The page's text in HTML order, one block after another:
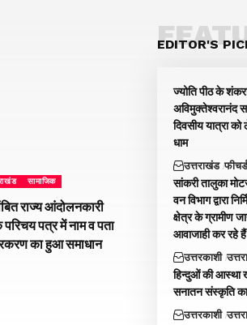
सामाजिक
राज्य आंदोलनकारी
परिचय पत्र में नाम व पता
का हुआ समाधान
EDITOR'S
ज्योति पीठ के
अविमुक्तेश्वरानंद
दिवसीय यात्रा
धाम
उत्तराखंड फीचर्ड
सांकरी तालुका
वन विभाग द्वारा
क्षेत्र के ग्रामीण
आवाजाही कर रहे
उत्तरकाशी
हिन्दुओं की आस्था
सनातन संस्कृति का
उत्तरकाशी